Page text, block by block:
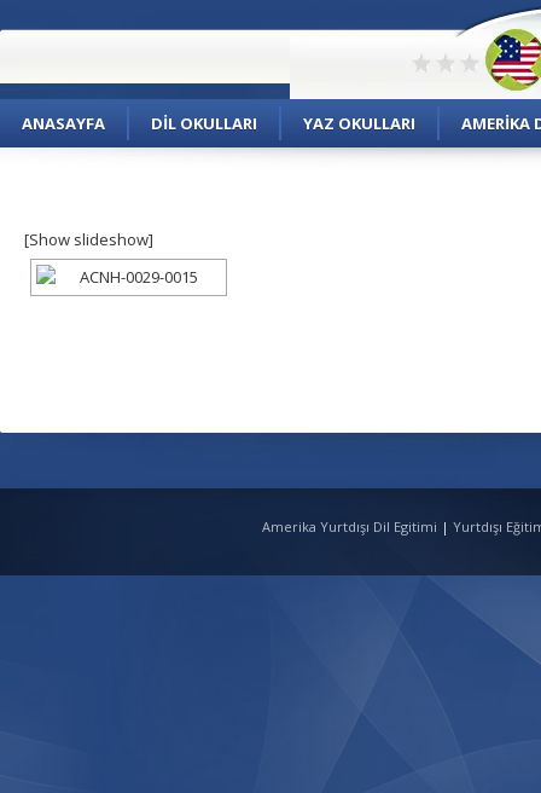
ANASAYFA DIL OKULLARI YAZ OKULLARI AMERIKA
[Show slideshow]
Amerika Yurtdışı Dil Egitimi | Yurtdışı